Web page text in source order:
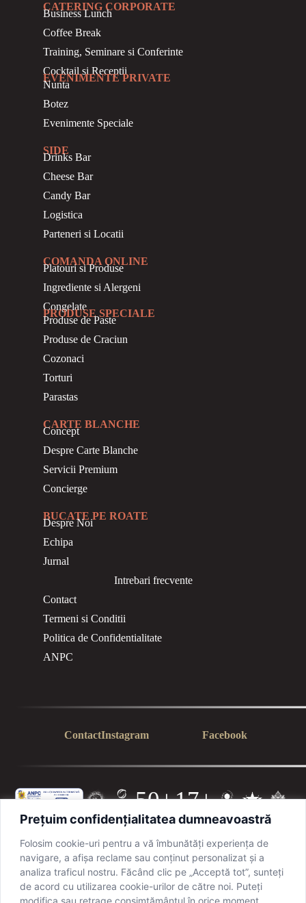
Prețuim confidențialitatea dumneavoastră
Folosim cookie-uri pentru a vă îmbunătăți experiența de
navigare, a afișa reclame sau conținut personalizat și a
analiza traficul nostru. Făcând clic pe „Acceptă tot”, sunteți
de acord cu utilizarea cookie-urilor de către noi. Puteți
modifica sau retrage consimțământul în orice moment,
CATERING CORPORATE
BusinessLunch
Coffee Break
Training, Seminare si Conferinte
Cocktail si Receptii
EVENIMENTE PRIVATE
Nunta
Botez
Evenimente Speciale
SIDE
Drinks Bar
Cheese Bar
Candy Bar
Logistica
Parteneri si Locatii
COMANDA ONLINE
Platouri si Produse
Ingrediente si Alergeni
Congelate
PRODUSE SPECIALE
Produse de Paste
Produse de Craciun
Cozonaci
Torturi
Parastas
CARTE BLANCHE
Concept
Despre Carte Blanche
Servicii Premium
Concierge
BUCATE PE ROATE
Despre Noi
Echipa
Jurnal
Intrebari frecvente
Contact
Termeni si Conditii
Politica de Confidentialitate
ANPC
ContactInstagram Facebook
50+
PROFE
SIONIȘ
17+
ANI DE
EXPERI
2026© Bucate pe Roate.Toate drepturile rezervate.